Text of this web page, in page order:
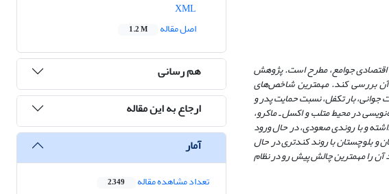
و اقتصادی جوامع، مطرح است. پژوهش
آن بررسی کند. مهمترین شاخص‌های
بار تکفل، نسبت حمایت پدر و
در محیط متلب و اکسل ـ ماکرو،
و با روندی صعودی، در حال ورود
و بلوچستان با روند کندتری در حال
آن را مهمترین چالش پیش ‌رو در نظام
اصل مقاله
1.2 M
هم رسانی
ارجاع به این مقاله
آمار
تعداد مشاهده مقاله 2,349